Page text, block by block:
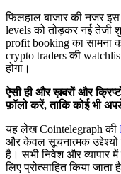
फिलहाल बाजार की नजर
levels को तोड़कर नई तेजी
profit booking का सामना
crypto traders की
होगा।
ऐसी ही और ख़बरों और
फ़ॉलो करें, ताकि कोई भी
यह लेख Cointelegraph की
और केवल सूचनात्मक
है। सभी निवेश और व्यापार
लिए प्रोत्साहित किया जाता